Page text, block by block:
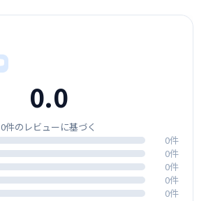
0.0
0件のレビューに基づく
0件
0件
0件
0件
0件